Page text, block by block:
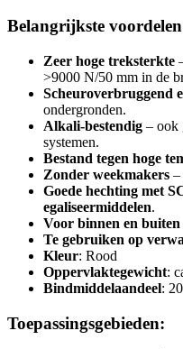
Belangrijkste
Zeer hoge treksterkte
>9000 N/50 mm in de
Scheuroverbruggend
ondergronden.
Alkali-bestendig – ook
systemen.
Bestand tegen hoge
Zonder weekmakers –
Goede hechting met
egaliseermiddelen.
Voor binnen en buiten
Te gebruiken op
Kleur: Rood
Oppervlaktegewicht:
Bindmiddelaandeel:
Toepassingsgebieden: